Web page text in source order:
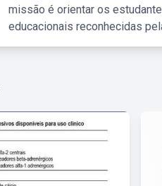
missão é orientar os
educacionais reconhecidas